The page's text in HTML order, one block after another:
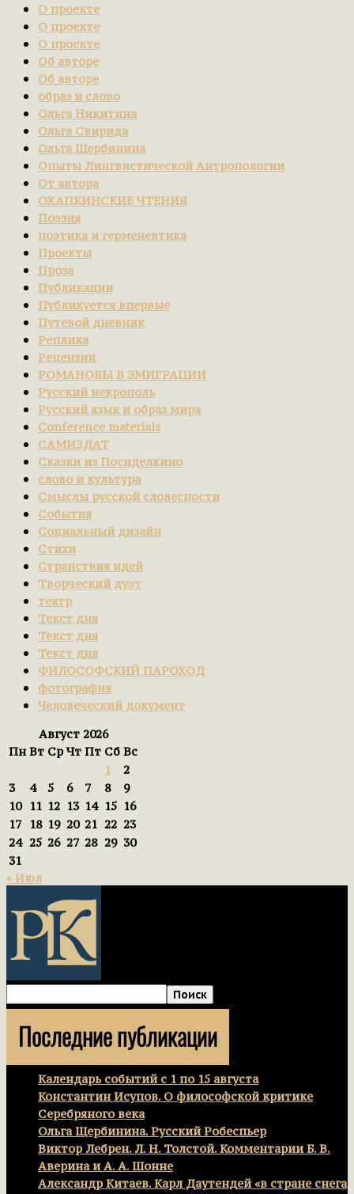
О проекте
О проекте
О проекте
Об авторе
Об авторе
образ и слово
Ольга Никитина
Ольга Свирида
Ольга Щербинина
Опыты Лингвистической Антропологии
От автора
ОХАПКИНСКИЕ ЧТЕНИЯ
Поэзия
поэтика и герменевтика
Проекты
Проза
Публикации
Публикуется впервые
Путевой дневник
Реплика
Рецензии
РОМАНОВЫ В ЭМИГРАЦИИ
Русский некрополь
Русский язык и образ мира
Сonference materials
САМИЗДАТ
Сказки из Посиделкино
слово и культура
Смыслы русской словесности
События
Социальный дизайн
Стихи
Странствия идей
Творческий дуэт
театр
Текст дня
Текст дня
Текст дня
ФИЛОСОФСКИЙ ПАРОХОД
фотография
Человеческий документ
Август 2026
Пн Вт Ср Чт Пт Сб Вс
1
2
3
4 5 6 7 8
9
10
11 12 13 14 15 16
17
18 19 20 21 22 23
24 25 26 27 28 29 30
31
« Июл
Последние публикации
Календарь событий с 1 по 15 августа
Константин Исупов. О философской критике
Серебряного века
Ольга Щербинина. Русский Робеспьер
Виктор Лебрен. Л. Н. Толстой. Комментарии Б. В.
Аверина и А. А. Шонне
Александр Китаев. Карл Даутендей «в стране снега